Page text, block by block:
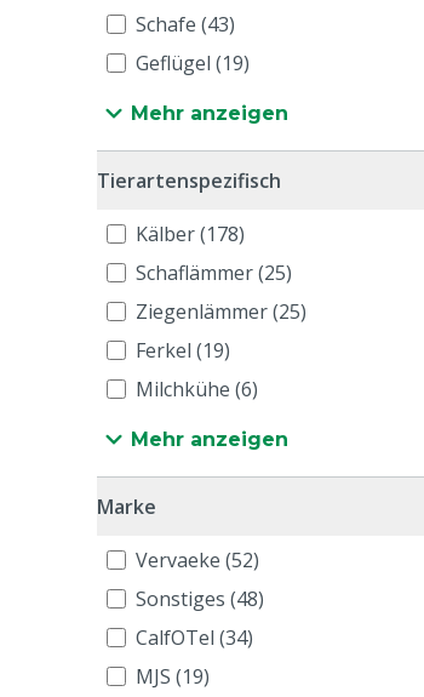
Schafe (43)
Geflügel (19)
Mehr anzeigen
Tierartenspezifisch
Kälber (178)
Schaflämmer (25)
Ziegenlämmer (25)
Ferkel (19)
Milchkühe (6)
Mehr anzeigen
Marke
Vervaeke (52)
Sonstiges (48)
CalfOTel (34)
MJS (19)